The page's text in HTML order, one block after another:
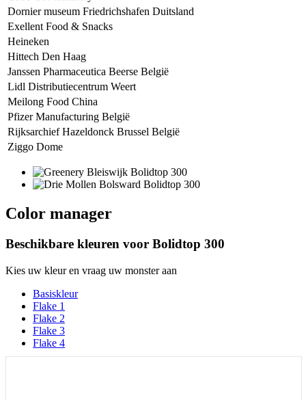
Dornier museum Friedrichshafen Duitsland
Exellent Food & Snacks
Heineken
Hittech Den Haag
Janssen Pharmaceutica Beerse België
Lidl Distributiecentrum Weert
Meilong Food China
Pfizer Manufacturing België
Rijksarchief Hazeldonck Brussel België
Ziggo Dome
Color manager
Beschikbare kleuren voor Bolidtop 300
Kies uw kleur en vraag uw monster aan
Basiskleur
Flake 1
Flake 2
Flake 3
Flake 4